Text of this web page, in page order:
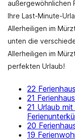
außergewöhnlichen
Ihre Last-Minute-
Allerheiligen im
unten die
Allerheiligen im
perfekten Urlaub!
22
21
21 Urlaub
20
19